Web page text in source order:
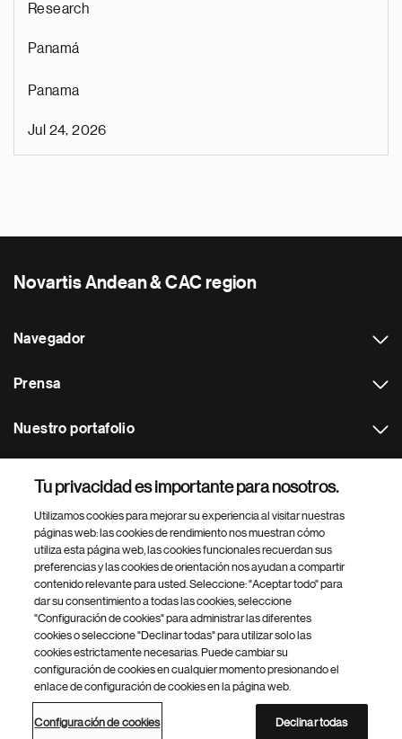
Research
Panamá
Panama
Jul 24, 2026
Novartis Andean & CAC region
Navegador
Prensa
Nuestro portafolio
Footer Site Search
inferior
del
© 2026 Novartis AG
Política de privacidad Términos de uso
Accesibilidad
Configuración de cookies
Mapa del sitio
Tu privacidad es importante para nosotros.
Utilizamos cookies para mejorar su experiencia al visitar nuestras
páginas web: las cookies de rendimiento nos muestran cómo
utiliza esta página web, las cookies funcionales recuerdan sus
preferencias y las cookies de orientación nos ayudan a compartir
contenido relevante para usted. Seleccione: "Aceptar todo" para
dar su consentimiento a todas las cookies, seleccione
"Configuración de cookies" para administrar las diferentes
cookies o seleccione "Declinar todas" para utilizar solo las
cookies estrictamente necesarias. Puede cambiar su
configuración de cookies en cualquier momento presionando el
enlace de configuración de cookies en la página web.
Configuración de cookies Declinar todas